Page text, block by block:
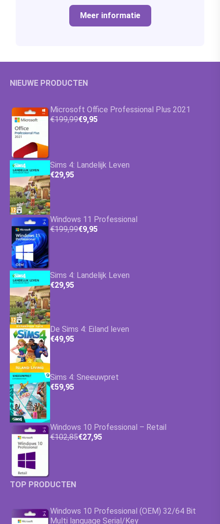
Meer informatie
NIEUWE PRODUCTEN
Microsoft Office Professional Plus 2021
€199,99€9,95
Sims 4: Landelijk Leven
€29,95
Windows 11 Professional
€199,99€9,95
Sims 4: Landelijk Leven
€29,95
De Sims 4: Eiland leven
€49,95
Sims 4: Sneeuwpret
€59,95
Windows 10 Professional – Retail
€102,85€27,95
TOP PRODUCTEN
Windows 10 Professional (OEM) 32/64 Bit
Multi language Serial/Key